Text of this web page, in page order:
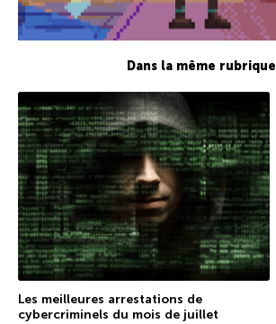
Dans la même rubrique
Les meilleures arrestations de
cybercriminels du mois de juillet